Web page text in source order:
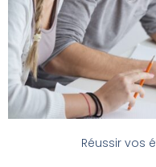
Réussir vos